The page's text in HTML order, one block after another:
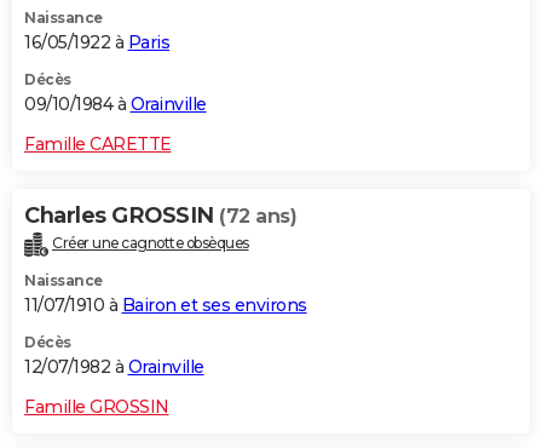
Naissance
16/05/1922 à Paris
Décès
09/10/1984 à Orainville
Famille CARETTE
Charles GROSSIN (72 ans)
Créer une cagnotte obsèques
Naissance
11/07/1910 à Bairon et ses environs
Décès
12/07/1982 à Orainville
Famille GROSSIN